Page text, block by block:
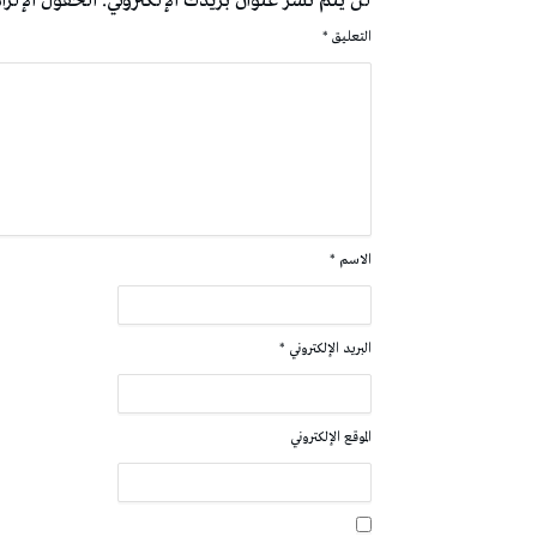
التعليق *
الاسم *
البريد الإلكتروني *
الموقع الإلكتروني